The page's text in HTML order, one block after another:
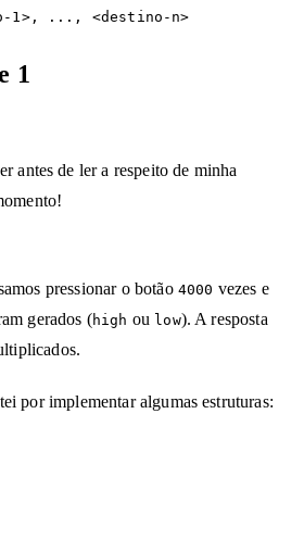
1
antes de ler a respeito de minha
pressionar o botão 4000 vezes e
gerados (high ou low). A resposta
por implementar algumas estruturas: